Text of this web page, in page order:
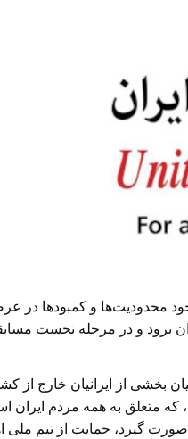
محدودیت‌ها و کمبودها در
برود و در مرحله نخست
از ایرانیان خارج از
که متعلق به همه مردم ایران
گیرد، حمایت از تیم ملی